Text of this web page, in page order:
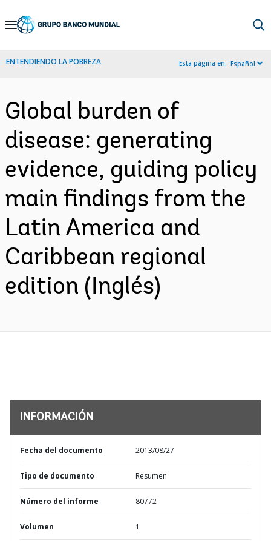
Skip
Navigation
ENTENDIENDO LA POBREZA Esta página en: Español
Global burden of
disease: generating
evidence, guiding policy
main findings from the
Latin America and
Caribbean regional
edition (Inglés)
INFORMACIÓN
Fecha del documento 2013/08/27
Tipo de documento Resumen
Número del informe 80772
Volumen 1